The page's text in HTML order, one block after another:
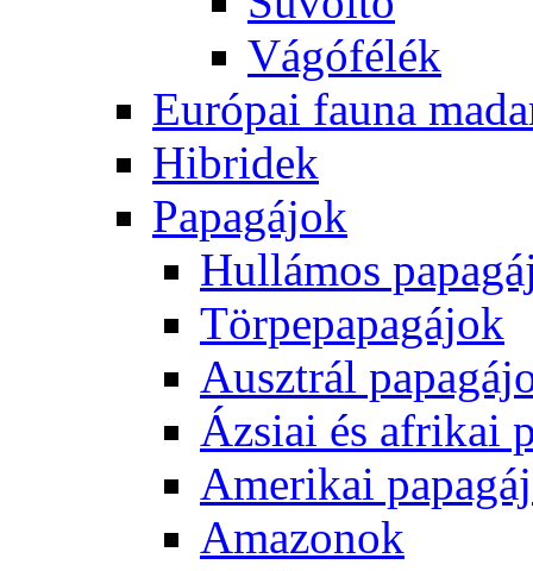
Vágófélék
Európai fauna
Hibridek
Papagájok
Hullámos
Törpepapagájok
Ausztrál
Ázsiai és afrikai
Amerikai
Amazonok